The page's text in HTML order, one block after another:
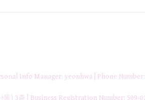
Info Manager: yeonhwa | Phone
) 3층 | Business Registration Number: 509-